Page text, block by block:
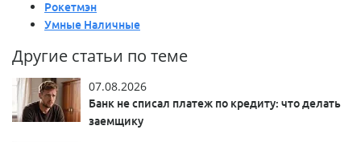
Рокетмэн
Умные Наличные
Другие статьи по теме
07.08.2026
Банк не списал платеж по кредиту: что делать
заемщику